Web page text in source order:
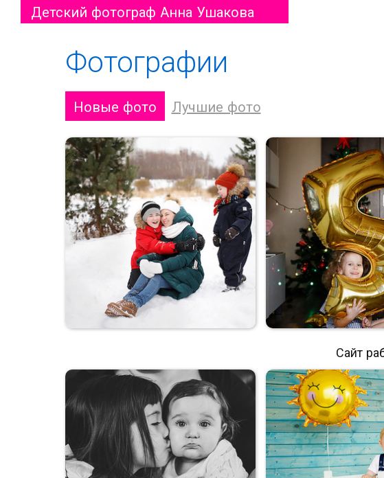
Детский фотограф Анна Ушакова
Фотографии
Новые фото Лучшие фото
Мама и сыновья Юбилей)
Сайт